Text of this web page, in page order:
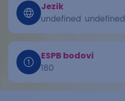
Jezik
undefined undefined
ESPB bodovi
180